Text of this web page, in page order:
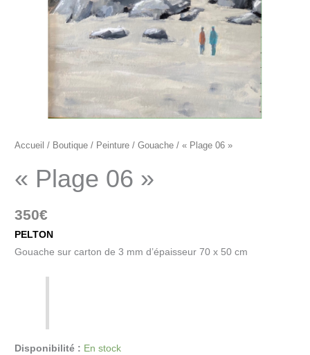
Accueil / Boutique / Peinture /Gouache / « Plage 06 »
« Plage 06 »
350€
PELTON
Gouache sur carton de 3 mm d’épaisseur 70 x 50 cm
Disponibilité : En stock